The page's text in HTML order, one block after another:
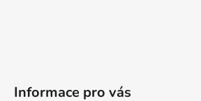
Informace pro vás